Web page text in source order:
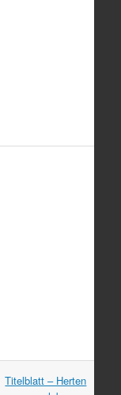
Titelblatt – Herten